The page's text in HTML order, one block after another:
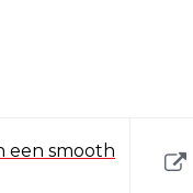
een smooth